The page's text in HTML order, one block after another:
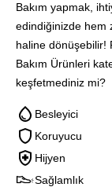
Bakım yapmak,
edindiğinizde hem
haline dönüşebilir!
Bakım Ürünleri
keşfetmediniz mi?
Besleyici
Koruyucu
Hijyen
Sağlamlık